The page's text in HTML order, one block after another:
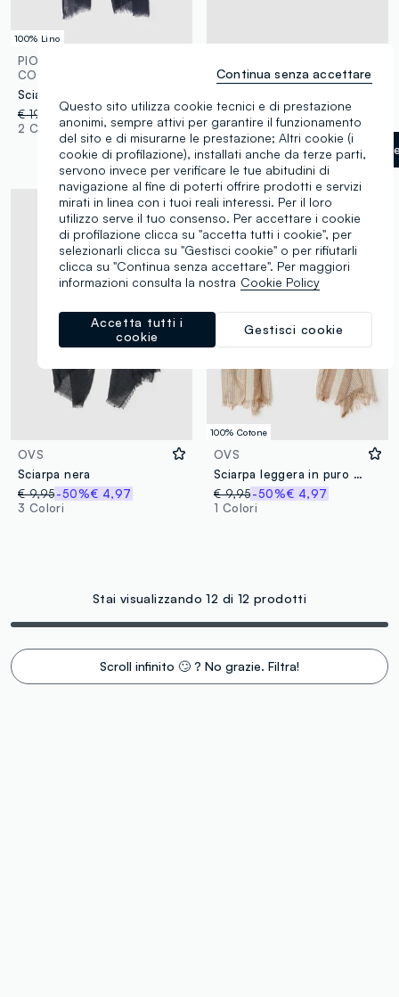
100% Lino
PIOMBO
CONTEMPORARY
Sciarpa in puro lino blu
€ 19,95
-50%€ 9,97
2 Colori
Foulard blu con stampa ornamentale
€ 9,95
-50%
€ 4,97
1 Colori
Blu/Bianco
OVS
Sciarpa nera
€ 9,95-50%€ 4,97
3 Colori
100% Cotone
OVS
Sciarpa leggera in puro cotone a righe multicolor con frange
€ 9,95-50%€ 4,97
1 Colori
Stai visualizzando 12 di 12 prodotti
Scroll infinito 🙄 ? No grazie. Filtra!
Questo sito utilizza cookie tecnici e di prestazione
anonimi, sempre attivi per garantire il funzionamento
del sito e di misurarne le prestazione; Altri cookie (i
cookie di profilazione), installati anche da terze parti,
servono invece per verificare le tue abitudini di
navigazione al fine di poterti offrire prodotti e servizi
mirati in linea con i tuoi reali interessi. Per il loro
utilizzo serve il tuo consenso. Per accettare i cookie
di profilazione clicca su "accetta tutti i cookie", per
selezionarli clicca su "Gestisci cookie" o per rifiutarli
clicca su "Continua senza accettare". Per maggiori
informazioni consulta la nostra Cookie Policy
Gestisci cookie
Accetta tutti i
cookie
Continua senza accettare